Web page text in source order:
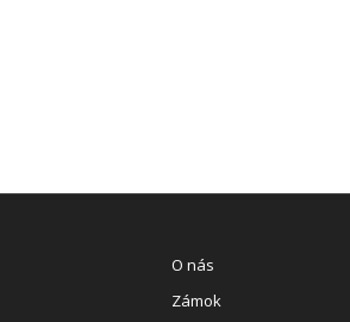
O nás
Zámok